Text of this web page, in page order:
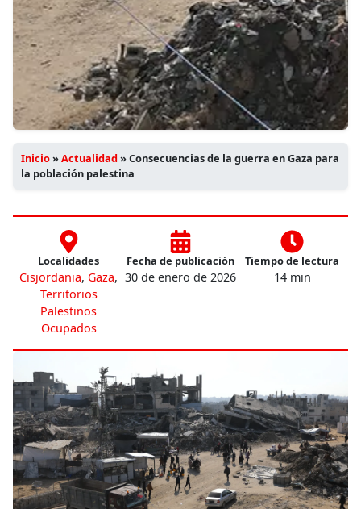
Inicio»Actualidad»Consecuencias de la guerra en Gaza para
la población palestina
Localidades
Cisjordania, Gaza,
Territorios
Palestinos
Ocupados
Fecha de publicación
30 de enero de 2026
Tiempo de lectura
14 min